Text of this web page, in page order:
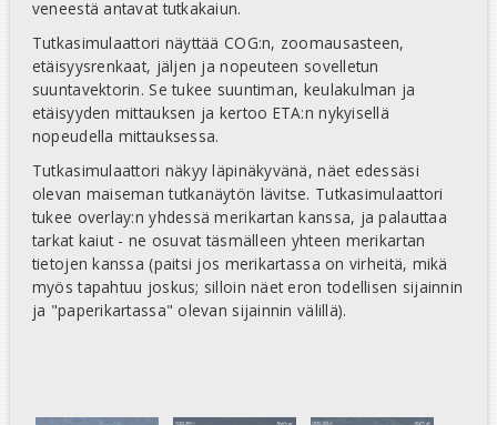
veneestä antavat tutkakaiun.
Tutkasimulaattori näyttää COG:n, zoomausasteen,
etäisyysrenkaat, jäljen ja nopeuteen sovelletun
suuntavektorin. Se tukee suuntiman, keulakulman ja
etäisyyden mittauksen ja kertoo ETA:n nykyisellä
nopeudella mittauksessa.
Tutkasimulaattori näkyy läpinäkyvänä, näet edessäsi
olevan maiseman tutkanäytön lävitse. Tutkasimulaattori
tukee overlay:n yhdessä merikartan kanssa, ja palauttaa
tarkat kaiut - ne osuvat täsmälleen yhteen merikartan
tietojen kanssa (paitsi jos merikartassa on virheitä, mikä
myös tapahtuu joskus; silloin näet eron todellisen sijainnin
ja "paperikartassa" olevan sijainnin välillä).